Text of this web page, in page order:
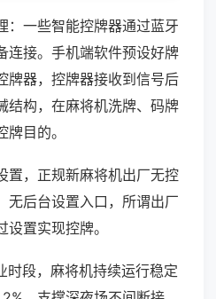
：一些智能控牌器通过蓝牙
连接。手机端软件预设好牌
牌器，控牌器接收到信号后
结构，在麻将机洗牌、码牌
目的。
置，正规新麻将机出厂无控
无后台设置入口，所谓出厂
置实现控牌。
段，麻将机持续运行稳定